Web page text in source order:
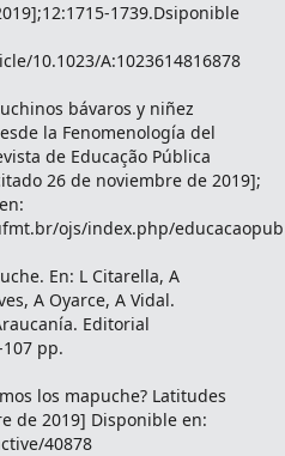
1739.Dsiponible
10.1023/A:1023614816878
bávaros y niñez
la Fenomenología del
de Educação Pública
26 de noviembre de 2019];
ojs/index.php/
En: L Citarella, A
A Oyarce, A Vidal.
Editorial
pp.
los mapuche? Latitudes
de 2019] Disponible en:
40878